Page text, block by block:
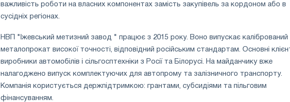
важливість роботи на власних компонентах замість закупівель за кордоном або в
сусідніх регіонах.
НВП "Іжевський метизний завод " працює з 2015 року. Воно випускає калібрований
металопрокат високої точності, відповідний російським стандартам. Основні
виробники автомобілів і сільгосптехніки з Росії та Білорусі. На майданчику вже
налагоджено випуск комплектуючих для автопрому та залізничного транспорту.
Компанія користується держпідтримкою: грантами, субсидіями та пільговим
фінансуванням.